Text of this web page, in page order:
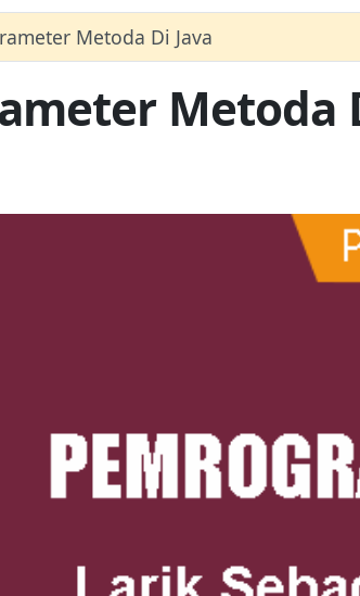
Metoda Di Java
Metoda